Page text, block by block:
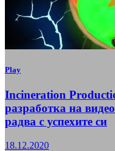
Play
Incineration
разработка на
радва с успехите си
18.12.2020